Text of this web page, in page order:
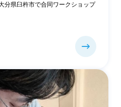
県臼杵市で合同ワークショップ